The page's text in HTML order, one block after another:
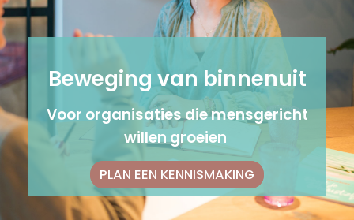
Beweging van binnenuit
Voor organisaties die mensgericht
willen groeien
PLAN EEN KENNISMAKING